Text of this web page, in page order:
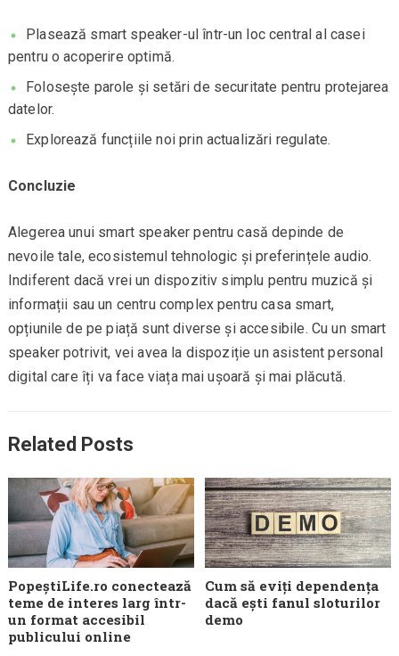
Plasează smart speaker-ul într-un loc central al casei
pentru o acoperire optimă.
Folosește parole și setări de securitate pentru protejarea
datelor.
Explorează funcțiile noi prin actualizări regulate.
Concluzie
Alegerea unui smart speaker pentru casă depinde de
nevoile tale, ecosistemul tehnologic și preferințele audio.
Indiferent dacă vrei un dispozitiv simplu pentru muzică și
informații sau un centru complex pentru casa smart,
opțiunile de pe piață sunt diverse și accesibile. Cu un smart
speaker potrivit, vei avea la dispoziție un asistent personal
digital care îți va face viața mai ușoară și mai plăcută.
Related Posts
PopeștiLife.ro conectează
teme de interes larg într-
un format accesibil
publicului online
Cum să eviți dependența
dacă ești fanul sloturilor
demo